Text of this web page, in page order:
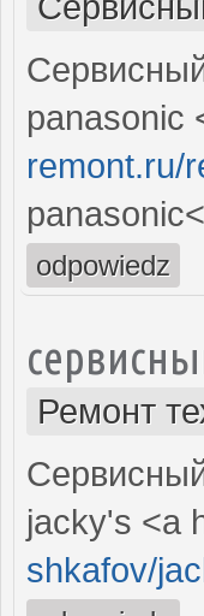
panasonic
remont.ru/
odpowiedz
Ремонт
jacky's <a
shkafov/